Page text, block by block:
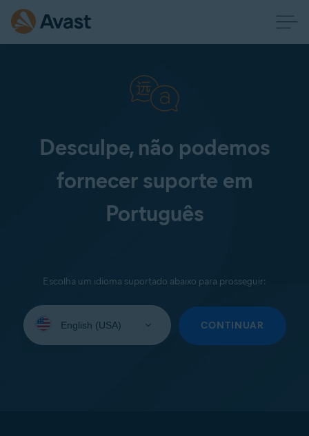
Desculpe, não podemos
fornecer suporte em
Português
Escolha um idioma suportado abaixo para prosseguir:
seu
CONTINUAR